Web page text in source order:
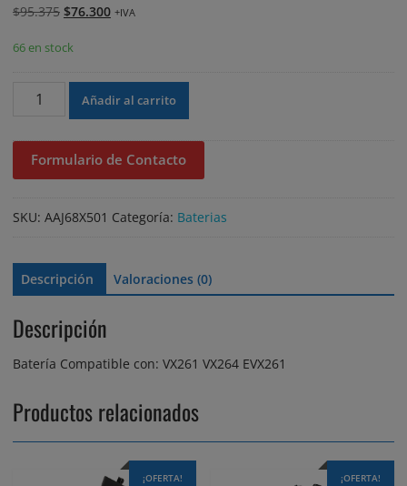
$95.375 El
original
$76.300El+IVA
66 en stock
AAJ68X501
iones
litio
UNI
mAh
Añadir al carrito
Formulario de Contacto
SKU: AAJ68X501 Categoría: Baterias
Descripción Valoraciones (0)
Descripción
Batería Compatible con: VX261 VX264 EVX261
Productos relacionados
¡OFERTA! ¡OFERTA!